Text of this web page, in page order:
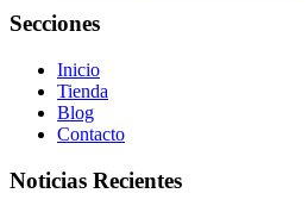
Secciones
Inicio
Tienda
Blog
Contacto
Noticias Recientes